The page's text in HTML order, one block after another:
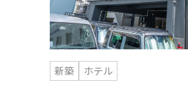
新築 ホテル